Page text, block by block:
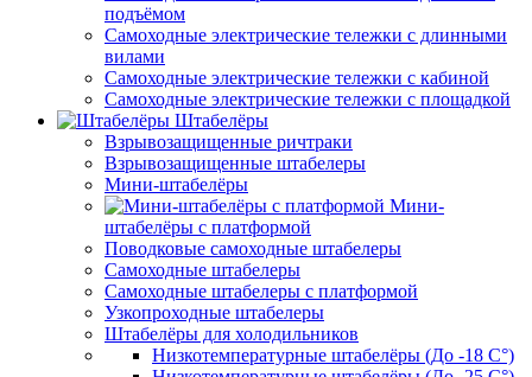
подъёмом
Самоходные электрические тележки с длинными
вилами
Самоходные электрические тележки с кабиной
Самоходные электрические тележки с площадкой
Штабелёры
Взрывозащищенные ричтраки
Взрывозащищенные штабелеры
Мини-штабелёры
Мини-
штабелёры с платформой
Поводковые самоходные штабелеры
Самоходные штабелеры
Самоходные штабелеры с платформой
Узкопроходные штабелеры
Штабелёры для холодильников
Низкотемпературные штабелёры (До -18 C°)